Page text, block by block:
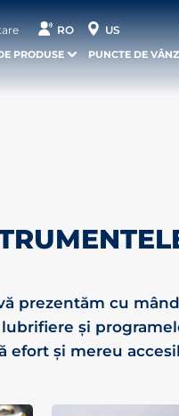
RO US
PRODUSE PUNCTE DE
prezentăm cu
și
efort și mereu